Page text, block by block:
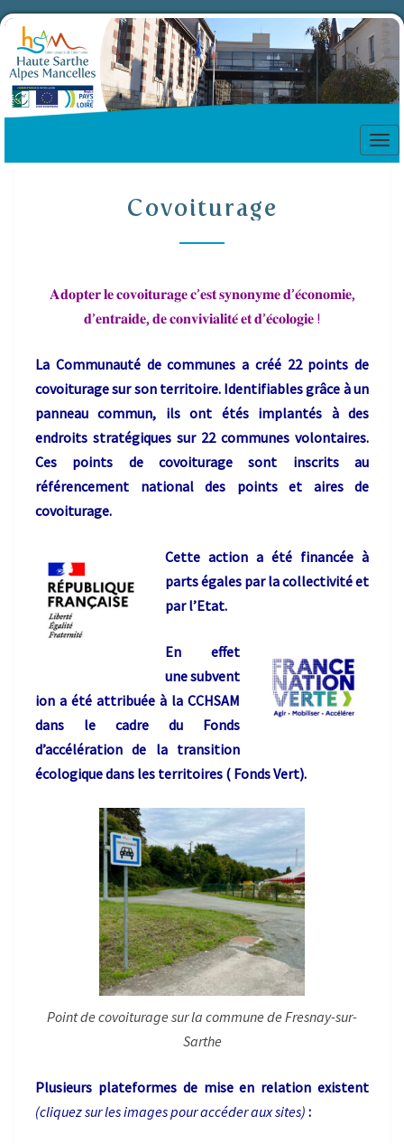
Covoiturage
𝐀𝐝𝐨𝐩𝐭𝐞𝐫 𝐥𝐞 𝐜𝐨𝐯𝐨𝐢𝐭𝐮𝐫𝐚𝐠𝐞 𝐜’𝐞𝐬𝐭 𝐬𝐲𝐧𝐨𝐧𝐲𝐦𝐞 𝐝’𝐞́𝐜𝐨𝐧𝐨𝐦𝐢𝐞,
𝐝’𝐞𝐧𝐭𝐫𝐚𝐢𝐝𝐞, 𝐝𝐞 𝐜𝐨𝐧𝐯𝐢𝐯𝐢𝐚𝐥𝐢𝐭𝐞́ 𝐞𝐭 𝐝’𝐞́𝐜𝐨𝐥𝐨𝐠𝐢𝐞 !
La Communauté de communes a créé 22 points de
covoiturage sur son territoire. Identifiables grâce à un
panneau commun, ils ont étés implantés à des
endroits stratégiques sur 22 communes volontaires.
Ces points de covoiturage sont inscrits au
référencement national des points et aires de
covoiturage.
Cette action a été financée à
parts égales par la collectivité et
par l’Etat.
En effet
une subvent
ion a été attribuée à la CCHSAM
dans le cadre du Fonds
d’accélération de la transition
écologique dans les territoires ( Fonds Vert).
Point de covoiturage sur la commune de Fresnay-sur-
Sarthe
Plusieurs plateformes de mise en relation existent
(cliquez sur les images pour accéder aux sites) :